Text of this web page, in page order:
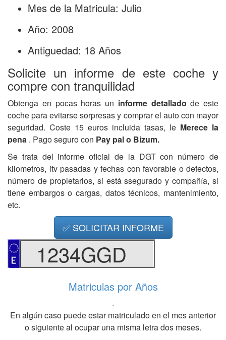
Mes de la Matricula: Julio
Año: 2008
Antiguedad: 18 Años
Solicite un informe de este coche y
compre con tranquilidad
Obtenga en pocas horas un informe detalladode este
coche para evitarse sorpresas y comprar el auto con mayor
seguridad. Coste 15 euros incluida tasas, le Merece la
pena . Pago seguro con Pay pal o Bizum.
Se trata del informe oficial de la DGT con número de
kilometros, itv pasadas y fechas con favorable o defectos,
número de propietarios, si está ssegurado y compañía, si
tiene embargos o cargas, datos técnicos, mantenimiento,
etc.
✅ SOLICITAR INFORME
1234GGD
Matriculas por Años
.
En algún caso puede estar matriculado en el mes anterior
o siguiente al ocupar una misma letra dos meses.